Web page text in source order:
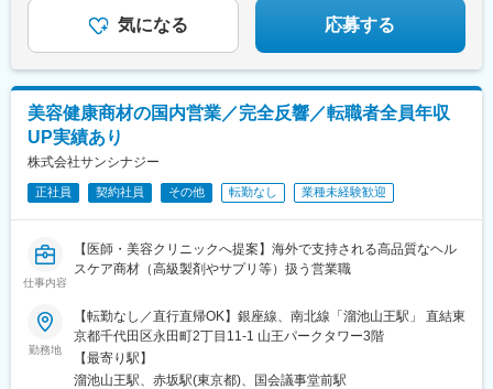
気になる 応募する
美容健康商材の国内営業／完全反響／転職者全員年収
UP実績あり
株式会社サンシナジー
正社員 契約社員 その他 転勤なし 業種未経験歓迎
仕事内容
【医師・美容クリニックへ提案】海外で支持される高品質なヘル
スケア商材（高級製剤やサプリ等）扱う営業職
勤務地
【転勤なし／直行直帰OK】銀座線、南北線「溜池山王駅」 直結東
京都千代田区永田町2丁目11-1 山王パークタワー3階
【最寄り駅】
溜池山王駅、赤坂駅(東京都)、国会議事堂前駅